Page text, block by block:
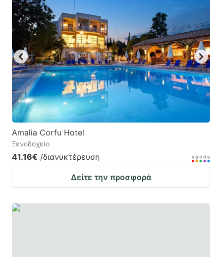
Amalia Corfu Hotel
Ξενοδοχείο
41.16€ /διανυκτέρευση
Δείτε την προσφορά